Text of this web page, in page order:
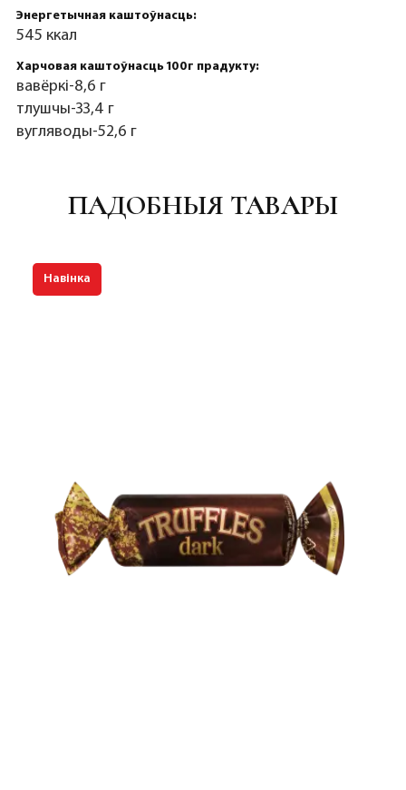
Энергетычная каштоўнасць:
545 ккал
Харчовая каштоўнасць 100г прадукту:
вавёркі-8,6 г
тлушчы-33,4 г
вугляводы-52,6 г
ПАДОБНЫЯ ТАВАРЫ
Навінка